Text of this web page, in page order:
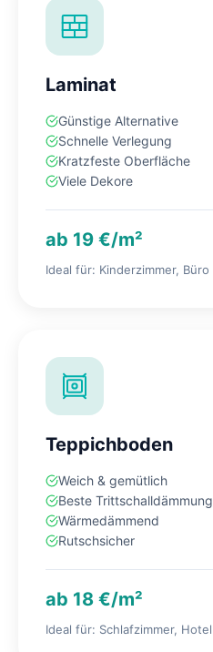
Laminat
Günstige Alternative
Schnelle Verlegung
Kratzfeste Oberfläche
Viele Dekore
ab 19 €/m²
Ideal für: Kinderzimmer, Büro
Teppichboden
Weich & gemütlich
Beste Trittschalldämmung
Wärmedämmend
Rutschsicher
ab 18 €/m²
Ideal für: Schlafzimmer, Hotel